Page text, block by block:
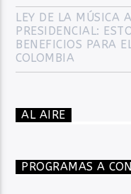
LEY DE LA MÚSICA
PRESIDENCIAL:
BENEFICIOS PARA
COLOMBIA
AL AIRE
PROGRAMAS A